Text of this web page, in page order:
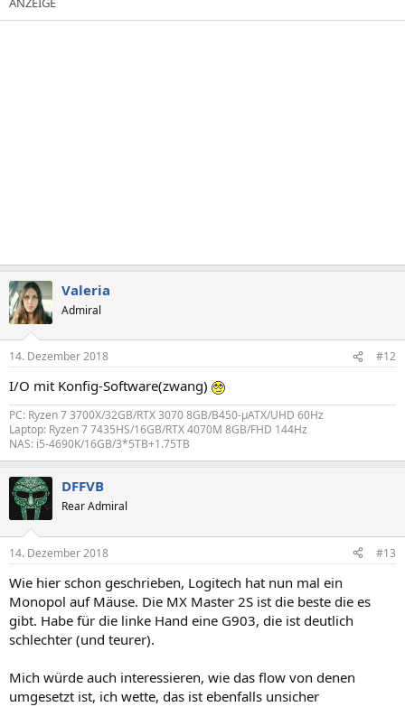
k
t
Valeria
Admiral
14. Dezember 2018 #12
I/O mit Konfig-Software(zwang)
PC: Ryzen 7 3700X/32GB/RTX 3070 8GB/B450-µATX/UHD 60Hz
Laptop: Ryzen 7 7435HS/16GB/RTX 4070M 8GB/FHD 144Hz
NAS: i5-4690K/16GB/3*5TB+1.75TB
DFFVB
Rear Admiral
14. Dezember 2018 #13
Wie hier schon geschrieben, Logitech hat nun mal ein
Monopol auf Mäuse. Die MX Master 2S ist die beste die es
gibt. Habe für die linke Hand eine G903, die ist deutlich
schlechter (und teurer).
Mich würde auch interessieren, wie das flow von denen
umgesetzt ist, ich wette, das ist ebenfalls unsicher